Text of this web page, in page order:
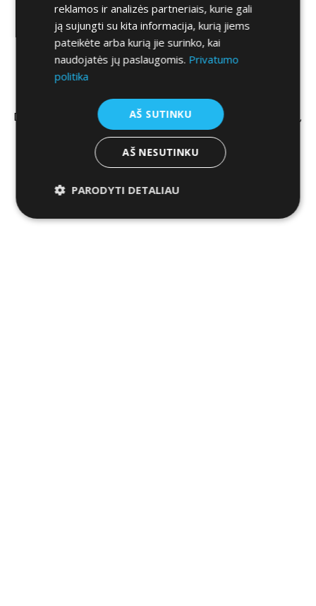
Užklausa užpildyta sėkmingai!
Mūsų komanda jau gavo pranešimą ir labai greitai susisieks
su jumis, nes kokybiškas aptarnavimas ir atsakymai į visus
Deals On Wheels komanda padės Jums išsirinkti automobilį,
kuris geriausiai atitiks Jūsų poreikius!
reklamos ir analizės partneriais, kurie gali
ją sujungti su kita informacija, kurią jiems
pateikėte arba kurią jie surinko, kai
naudojatės jų paslaugomis. Privatumo
politika
AŠ SUTINKU
AŠ NESUTINKU
PARODYTI DETALIAU